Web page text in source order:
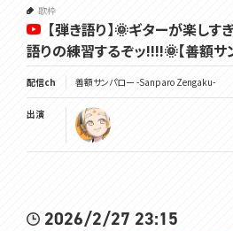
━━━━━━
覚悟を決めろ🌞
#太曜ロードショー
歌枠
【弾き語り】🌞ギターが楽し
語りの練習するぞッ!!!!🌞【善額サ
配信ch 善額サンパロー -Sanparo Zengaku-
出演
2026/2/27 23:15